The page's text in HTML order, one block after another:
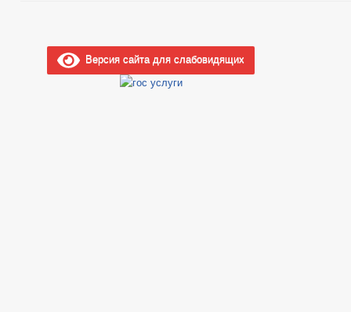
Версия сайта для слабовидящих